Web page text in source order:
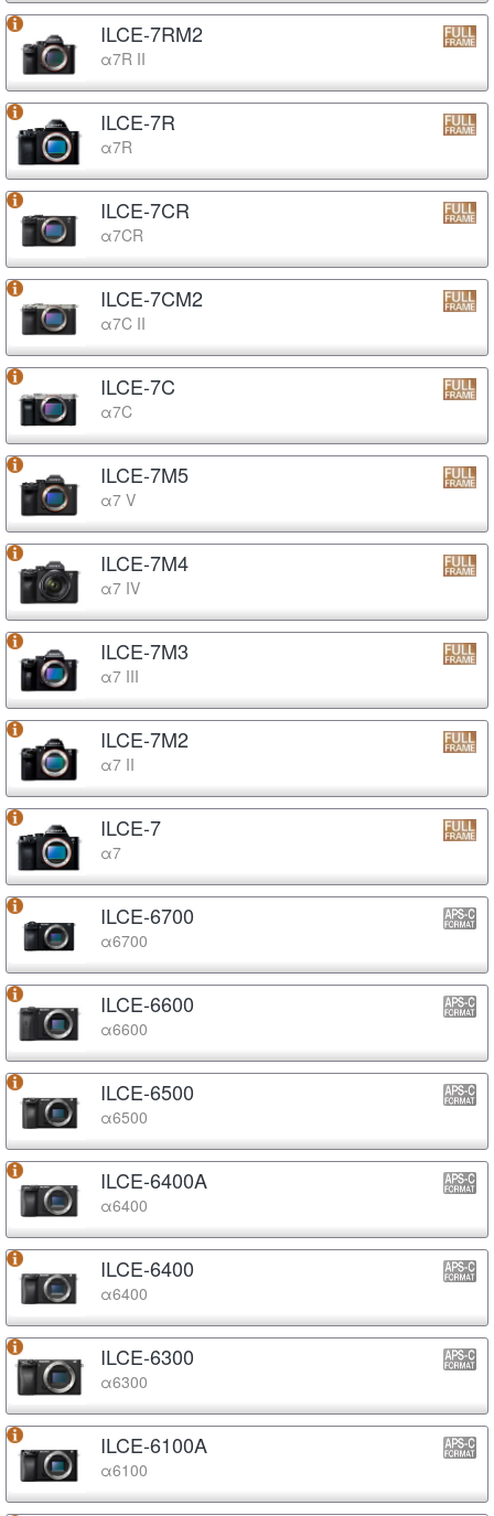
ILCE-7RM2
α7R II
ILCE-7R
α7R
ILCE-7CR
α7CR
ILCE-7CM2
α7C II
ILCE-7C
α7C
ILCE-7M5
α7 V
ILCE-7M4
α7 IV
ILCE-7M3
α7 III
ILCE-7M2
α7 II
ILCE-7
α7
ILCE-6700
α6700
ILCE-6600
α6600
ILCE-6500
α6500
ILCE-6400A
α6400
ILCE-6400
α6400
ILCE-6300
α6300
ILCE-6100A
α6100